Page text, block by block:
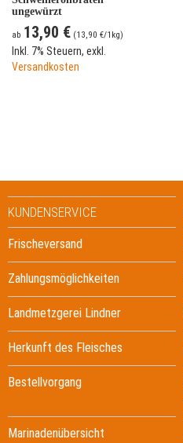
ungewürzt
ab 13,90 € (13,90 €/1kg)
Inkl. 7% Steuern, exkl.
Versandkosten
KUNDENSERVICE
Frischeversand
Zahlungsmöglichkeiten
Landmetzgerei Lindner
Herkunft des Fleisches
Bestellvorgang
Marinadenübersicht